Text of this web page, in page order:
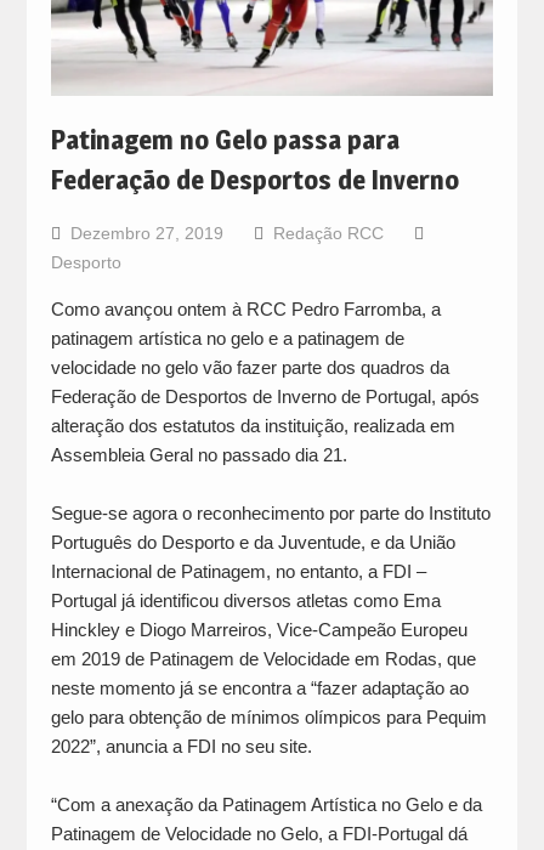
Patinagem no Gelo passa para
Federação de Desportos de Inverno
Dezembro 27, 2019
Redação RCC
Desporto
Como avançou ontem à RCC Pedro Farromba, a
patinagem artística no gelo e a patinagem de
velocidade no gelo vão fazer parte dos quadros da
Federação de Desportos de Inverno de Portugal, após
alteração dos estatutos da instituição, realizada em
Assembleia Geral no passado dia 21.
Segue-se agora o reconhecimento por parte do Instituto
Português do Desporto e da Juventude, e da União
Internacional de Patinagem, no entanto, a FDI –
Portugal já identificou diversos atletas como Ema
Hinckley e Diogo Marreiros, Vice-Campeão Europeu
em 2019 de Patinagem de Velocidade em Rodas, que
neste momento já se encontra a “fazer adaptação ao
gelo para obtenção de mínimos olímpicos para Pequim
2022”, anuncia a FDI no seu site.
“Com a anexação da Patinagem Artística no Gelo e da
Patinagem de Velocidade no Gelo, a FDI-Portugal dá